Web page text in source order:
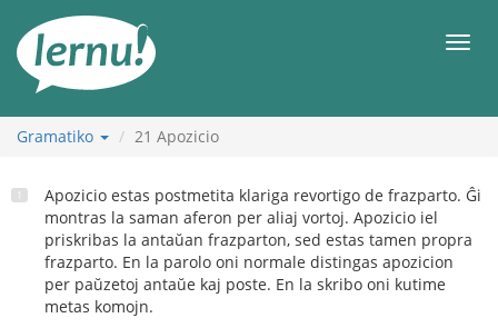
enhavo
Gramatiko 21 Apozicio
Apozicio estas postmetita klariga revortigo de frazparto. Ĝi
montras la saman aferon per aliaj vortoj. Apozicio iel
priskribas la antaŭan frazparton, sed estas tamen propra
frazparto. En la parolo oni normale distingas apozicion
per paŭzetoj antaŭe kaj poste. En la skribo oni kutime
metas komojn.